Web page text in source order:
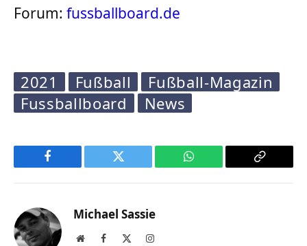
Forum: fussballboard.de
2021 Fußball
Fußball-Magazin
Fussballboard
News
Facebook Twitter WhatsApp
Copy
Michael Sassie
WebsiteFacebook Instagram